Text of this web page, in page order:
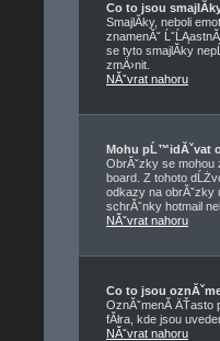
Co to jsou
SmajlĂ­ky, neboli
znamenĂˇ
se tyto smajlĂ­ky
zmÄ›nit.
NĂˇvrat nahoru
Mohu pĹ™idĂˇvat
ObrĂˇzky se mohou
board. Z tohoto
odkazy na obrĂˇzky
schrĂˇnky hotmail
NĂˇvrat nahoru
Co to jsou
OznĂˇmenĂ­ ÄŤasto
fĂłra, kde jsou
NĂˇvrat nahoru